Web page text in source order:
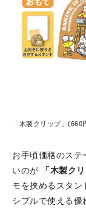
「木製クリップ」(660
お手頃価格のステ
いのが
「木製ク
モを挟めるスタン
シブルで使える優